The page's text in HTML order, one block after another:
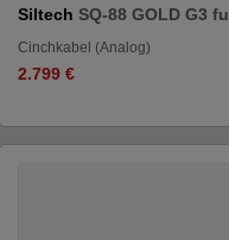
Siltech SQ-88 GOLD G3
Cinchkabel (Analog)
2.799 €